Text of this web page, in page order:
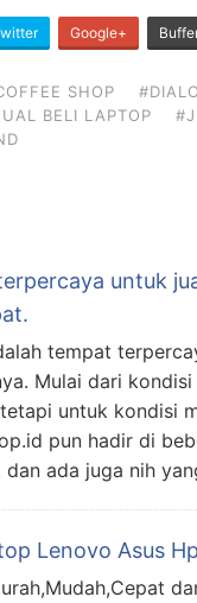
Google+
SHOP
BELI LAPTOP
untuk
tempat
Mulai dari
untuk kondisi
pun hadir di
ada juga nih
Lenovo Asus